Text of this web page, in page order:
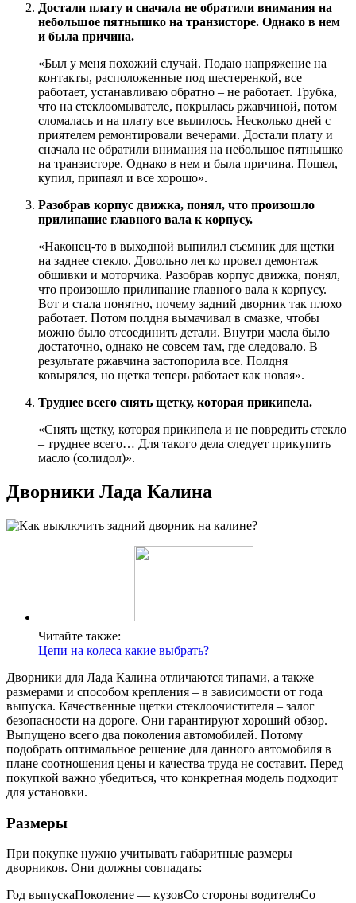
Достали плату и сначала не обратили внимания на
небольшое пятнышко на транзисторе. Однако в нем
и была причина.
«Был у меня похожий случай. Подаю напряжение на
контакты, расположенные под шестеренкой, все
работает, устанавливаю обратно – не работает. Трубка,
что на стеклоомывателе, покрылась ржавчиной, потом
сломалась и на плату все вылилось. Несколько дней с
приятелем ремонтировали вечерами. Достали плату и
сначала не обратили внимания на небольшое пятнышко
на транзисторе. Однако в нем и была причина. Пошел,
купил, припаял и все хорошо».
Разобрав корпус движка, понял, что произошло
прилипание главного вала к корпусу.
«Наконец-то в выходной выпилил съемник для щетки
на заднее стекло. Довольно легко провел демонтаж
обшивки и моторчика. Разобрав корпус движка, понял,
что произошло прилипание главного вала к корпусу.
Вот и стала понятно, почему задний дворник так плохо
работает. Потом полдня вымачивал в смазке, чтобы
можно было отсоединить детали. Внутри масла было
достаточно, однако не совсем там, где следовало. В
результате ржавчина застопорила все. Полдня
ковырялся, но щетка теперь работает как новая».
Труднее всего снять щетку, которая прикипела.
«Снять щетку, которая прикипела и не повредить стекло
– труднее всего… Для такого дела следует прикупить
масло (солидол)».
Дворники Лада Калина
Читайте также:
Цепи на колеса какие выбрать?
Дворники для Лада Калина отличаются типами, а также
размерами и способом крепления – в зависимости от года
выпуска. Качественные щетки стеклоочистителя – залог
безопасности на дороге. Они гарантируют хороший обзор.
Выпущено всего два поколения автомобилей. Потому
подобрать оптимальное решение для данного автомобиля в
плане соотношения цены и качества труда не составит. Перед
покупкой важно убедиться, что конкретная модель подходит
для установки.
Размеры
При покупке нужно учитывать габаритные размеры
дворников. Они должны совпадать:
Год выпускаПоколение — кузовСо стороны водителяСо